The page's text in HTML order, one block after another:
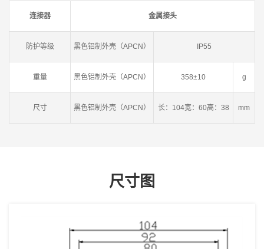
连接器 金属接头
防护等级 黑色铝制外壳（APCN） IP55
重量 黑色铝制外壳（APCN） 358±10 g
尺寸 黑色铝制外壳（APCN） 长：104宽：60高：38 mm
尺寸图